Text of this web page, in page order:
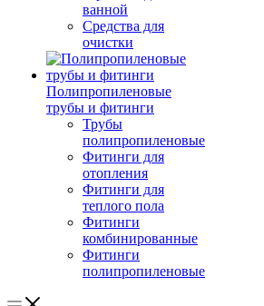
ванной
Средства для
очистки
Полипропиленовые
трубы и фитинги
Трубы
полипропиленовые
Фитинги для
отопления
Фитинги для
теплого пола
Фитинги
комбинированные
Фитинги
полипропиленовые